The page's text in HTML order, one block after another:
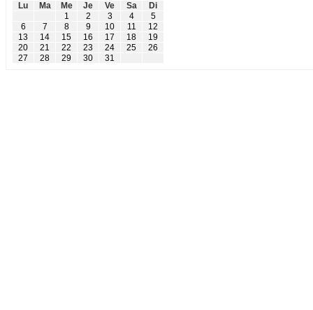
Lu Ma Me Je Ve Sa
Di
1
2 3 4
5
6
7 8 9 10 11
12
13
14 15 16 17 18
19
20
21 22 23 24 25
26
27
28 29 30 31